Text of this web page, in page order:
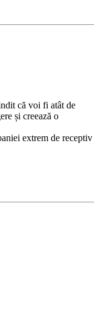
că voi fi atât de
și creează o
extrem de receptiv